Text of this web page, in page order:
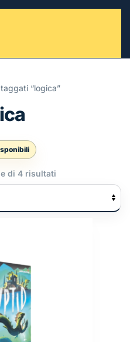
“logica”
di 4 risultati
in
più